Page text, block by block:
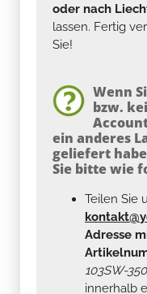
oder nach
lassen. Fertig
Sie!
Wenn
bzw.
ein anderes
geliefert
Sie bitte wie
Teilen Sie
Adresse
103SW-350
innerhalb